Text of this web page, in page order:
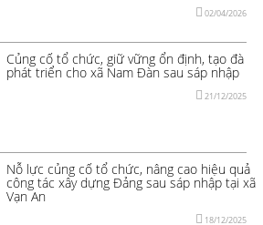
02/04/2026
Củng cố tổ chức, giữ vững ổn định, tạo đà
phát triển cho xã Nam Đàn sau sáp nhập
21/12/2025
Nỗ lực củng cố tổ chức, nâng cao hiệu quả
công tác xây dựng Đảng sau sáp nhập tại xã
Vạn An
18/12/2025